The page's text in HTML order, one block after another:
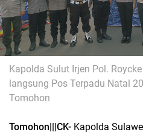
Kapolda Sulut Irjen Pol.
langsung Pos Terpadu Natal
Tomohon
Tomohon|||CK- Kapolda